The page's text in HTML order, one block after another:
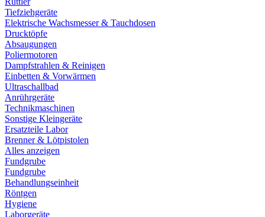
Tiefziehgeräte
Elektrische Wachsmesser & Tauchdosen
Drucktöpfe
Absaugungen
Poliermotoren
Dampfstrahlen & Reinigen
Einbetten & Vorwärmen
Ultraschallbad
Anrührgeräte
Technikmaschinen
Sonstige Kleingeräte
Ersatzteile Labor
Brenner & Lötpistolen
Alles anzeigen
Fundgrube
Fundgrube
Behandlungseinheit
Röntgen
Hygiene
Laborgeräte